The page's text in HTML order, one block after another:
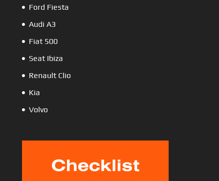
Ford Fiesta
Audi A3
Fiat 500
Seat Ibiza
Renault Clio
Kia
Volvo